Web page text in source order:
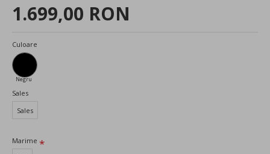
1.699,00 RON
Culoare
Negru
Sales
Sales
Marime